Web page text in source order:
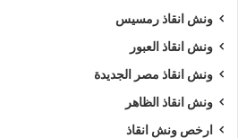
ونش سيارات
ونش سيارات علي الطريق الزراعي
ونش علي الطريق الزراعي
ونش انقاذ رمسيس
ونش انقاذ العبور
ونش انقاذ مصر الجديدة
ونش انقاذ الظاهر
ارخص ونش انقاذ